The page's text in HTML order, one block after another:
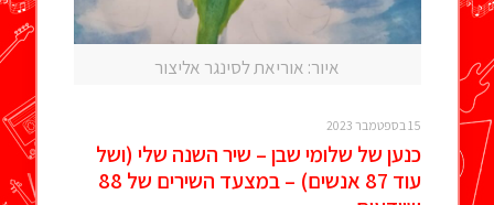
איור: אוריאת לסינגר אליצור
15 בספטמבר 2023
כנען של שלומי שבן – שיר השנה שלי (ושל
עוד 87 אנשים) – במצעד השירים של 88